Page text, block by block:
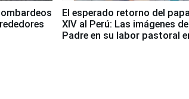
El esperado retorno del
XIV al Perú: Las imágenes
Padre en su labor pastoral